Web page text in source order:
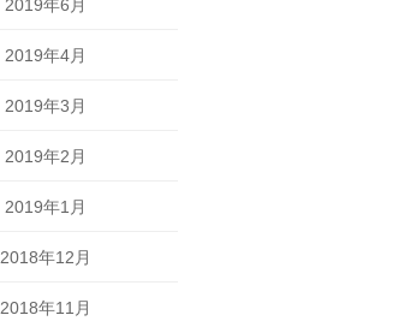
2019年6月
2019年4月
2019年3月
2019年2月
2019年1月
2018年12月
2018年11月